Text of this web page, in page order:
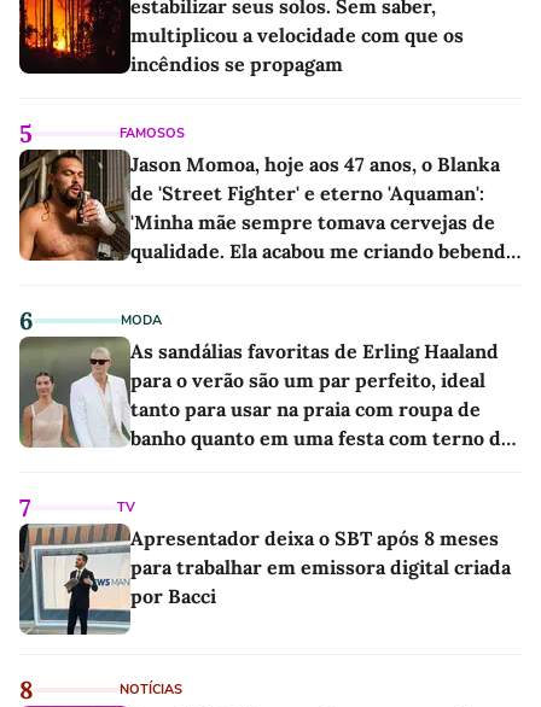
estabilizar seus solos. Sem saber,
multiplicou a velocidade com que os
incêndios se propagam
5 FAMOSOS
Jason Momoa, hoje aos 47 anos, o Blanka
de 'Street Fighter' e eterno 'Aquaman':
'Minha mãe sempre tomava cervejas de
qualidade. Ela acabou me criando bebendo
6 MODA
As sandálias favoritas de Erling Haaland
para o verão são um par perfeito, ideal
tanto para usar na praia com roupa de
banho quanto em uma festa com terno de
7 TV
Apresentador deixa o SBT após 8 meses
para trabalhar em emissora digital criada
por Bacci
8 NOTÍCIAS